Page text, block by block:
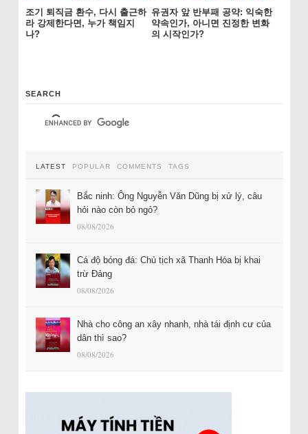
조기 퇴직금 환수, 다시 출근하
라 강제한다면, 누가 책임지
나?
유권자 앞 반부패 공약: 익숙한
약속인가, 아니면 진정한 변화
의 시작인가?
SEARCH
LATEST POPULAR COMMENTS TAGS
Bắc ninh: Ông Nguyễn Văn Dũng bị xử lý, câu
hỏi nào còn bỏ ngỏ?
08/08/2026
Cá độ bóng đá: Chủ tịch xã Thanh Hóa bị khai
trừ Đảng
08/08/2026
Nhà cho công an xây nhanh, nhà tái định cư của
dân thì sao?
08/08/2026